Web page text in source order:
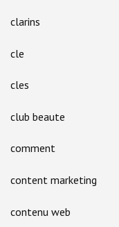
clarins
cle
cles
club beaute
comment
content marketing
contenu web